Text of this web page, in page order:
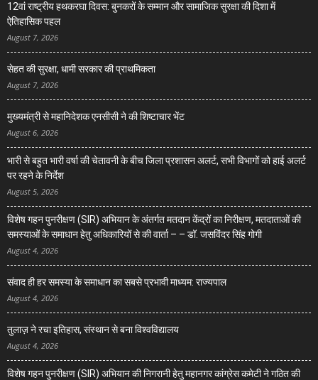
12वां राष्ट्रीय हथकरघा दिवस: बुनकरों के सम्मान और सामाजिक सुरक्षा की दिशा में
ऐतिहासिक पहल
August 7, 2026
सेहत की सुरक्षा, धामी सरकार की प्राथमिकता
August 7, 2026
मुख्यमंत्री से महानिदेशक एनसीसी ने की शिष्टाचार भेंट
August 6, 2026
भारी से बहुत भारी वर्षा की चेतावनी के बीच जिला प्रशासन अलर्ट, सभी विभागों को हाई अलर्ट
पर रहने के निर्देश
August 5, 2026
विशेष गहन पुनरीक्षण (SIR) अभियान के अंतर्गत मतदान केंद्रों का निरीक्षण, मतदाताओं की
समस्याओं के समाधान हेतु अधिकारियों से की वार्ता – – डॉ. जसविंदर सिंह गोगी
August 4, 2026
संवाद ही हर समस्या के समाधान का सबसे प्रभावी माध्यम: राज्यपाल
August 4, 2026
तुलाज़ ने रचा इतिहास, संस्थान से बना विश्वविद्यालय
August 4, 2026
विशेष गहन पुनरीक्षण (SIR) अभियान की निगरानी हेतु महानगर कांग्रेस कमेटी ने गठित की